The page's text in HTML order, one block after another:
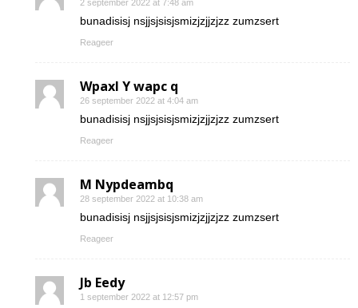
2 september 2022 at 7:48 am
bunadisisj nsjjsjsisjsmizjzjjzjzz zumzsert
Reageer
Wpaxl Y wapc q
26 september 2022 at 4:04 am
bunadisisj nsjjsjsisjsmizjzjjzjzz zumzsert
Reageer
M Nypdeambq
28 september 2022 at 10:38 am
bunadisisj nsjjsjsisjsmizjzjjzjzz zumzsert
Reageer
Jb Eedy
1 september 2022 at 12:57 pm